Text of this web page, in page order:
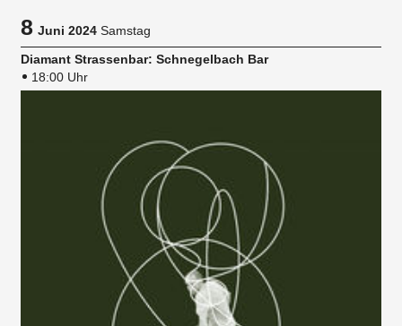
8Juni 2024 Samstag
Diamant Strassenbar: Schnegelbach Bar
18:00 Uhr